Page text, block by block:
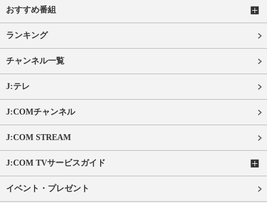
おすすめ番組
ランキング
チャンネル一覧
J:テレ
J:COMチャンネル
J:COM STREAM
J:COM TVサービスガイド
イベント・プレゼント